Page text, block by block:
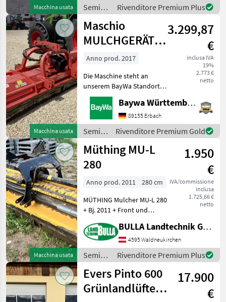
Macchina usata
und ähnlichen
PflanztypenMit Drei
Semina
e cura /
Sonstige
Rivenditore Premium Plus
Macchina usata
Maschio
MULCHGERÄT
BISONTE 280
"AB"
3.299,87
€
inclusa IVA
19%
2.773 €
netto
Anno prod. 2017
Die Maschine steht an
unserem BayWa Standort in
DE-73527 Herlikofen.Gerne
steht Ihnen Herr Rössler
unter Tel.: 0151 1610 3908
für Ihre Anfrage zur
Verfügung!Maschio
Baywa Württemberg
89155 Erbach
Semina
e cura /
Maschio
Rivenditore Premium Gold
Macchina usata
Müthing MU-L
280
1.950
€
IVA/commissione
inclusa
1.725,66 €
netto
Anno prod. 2011
280 cm
MÜTHING Mulcher MU-L 280
+ Bj. 2011 + Front und
hydraulischer
Seitenverschub +
Gelenkwelle +
Privatverkauf:
699/18663317 Tipo di
martello: Mazza
BULLA Landtechnik GmbH
4595 Waldneukirchen
Semina
e cura /
Müthing
Rivenditore Premium Plus
Evers Pinto 600
Grünlandlüfter -
17.900
€